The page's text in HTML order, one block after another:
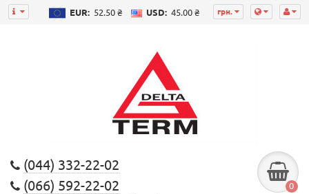
грн.
EUR: 52.50 ₴ USD: 45.00 ₴
(044) 332-22-02
(066) 592-22-02
0